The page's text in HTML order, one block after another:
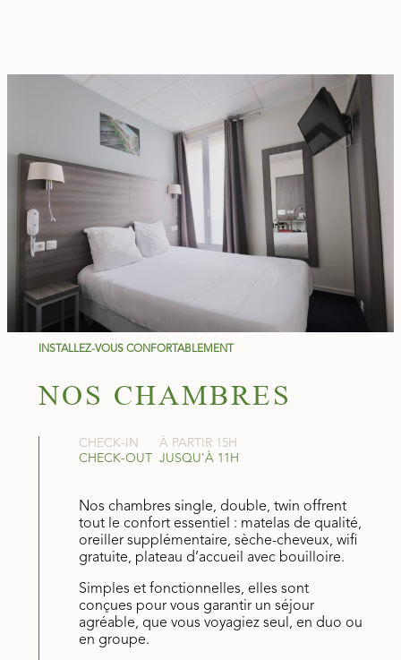
INSTALLEZ-VOUS CONFORTABLEMENT
NOS CHAMBRES
CHECK-IN
À PARTIR 15H
CHECK-OUT
JUSQU'À 11H
Nos chambres single, double, twin offrent
tout le confort essentiel : matelas de qualité,
oreiller supplémentaire, sèche-cheveux, wifi
gratuite, plateau d’accueil avec bouilloire.
Simples et fonctionnelles, elles sont
conçues pour vous garantir un séjour
agréable, que vous voyagiez seul, en duo ou
en groupe.